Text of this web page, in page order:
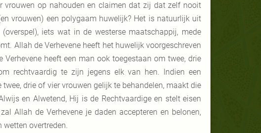
vrouwen op nahouden en claimen dat zij dat zelf nooit
vrouwen) een polygaam huwelijk? Het is natuurlijk uit
iets wat in de westerse maatschappij, mede
Allah de Verhevene heeft het huwelijk voorgeschreven
heeft een man ook toegestaan om twee, drie
rechtvaardig te zijn jegens elk van hen. Indien een
drie of vier vrouwen gelijk te behandelen, maakt die
en Alwetend, Hij is de Rechtvaardige en stelt eisen
Allah de Verhevene je daden accepteren en belonen,
wetten overtreden.